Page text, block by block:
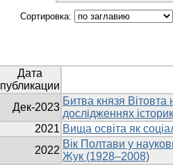
Сортировка:
Дата
публикации
Дек-2023
Битва князя Вітовта
дослідженнях
2021 Вища освіта як
2022
Вік Полтави у
Жук (1928–2008)